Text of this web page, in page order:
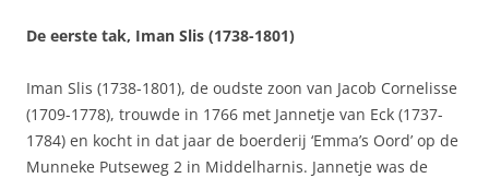
De eerste tak, Iman Slis (1738-1801)
Iman Slis (1738-1801), de oudste zoon van Jacob Cornelisse
(1709-1778), trouwde in 1766 met Jannetje van Eck (1737-
1784) en kocht in dat jaar de boerderij ‘Emma’s Oord’ op de
Munneke Putseweg 2 in Middelharnis. Jannetje was de